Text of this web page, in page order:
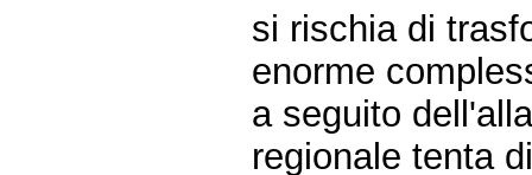
si rischia di
enorme
a seguito
regionale tenta